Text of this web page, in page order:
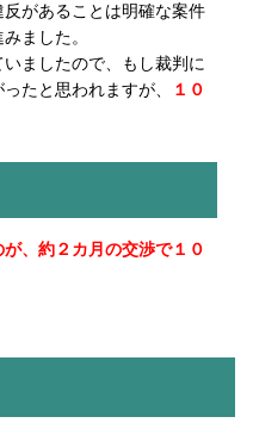
があることは明確な案件
ました。
ましたので、もし裁判に
たと思われますが、
１０
、約２カ月の交渉で１０